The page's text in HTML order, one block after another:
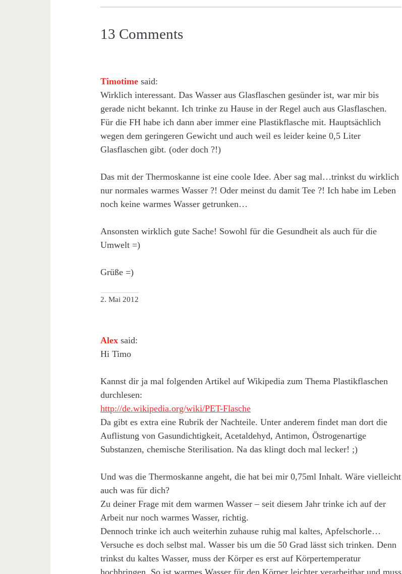
13 Comments
Timotime said:
Wirklich interessant. Das Wasser aus Glasflaschen gesünder ist, war mir bis
gerade nicht bekannt. Ich trinke zu Hause in der Regel auch aus Glasflaschen.
Für die FH habe ich dann aber immer eine Plastikflasche mit. Hauptsächlich
wegen dem geringeren Gewicht und auch weil es leider keine 0,5 Liter
Glasflaschen gibt. (oder doch ?!)
Das mit der Thermoskanne ist eine coole Idee. Aber sag mal…trinkst du wirklich
nur normales warmes Wasser ?! Oder meinst du damit Tee ?! Ich habe im Leben
noch keine warmes Wasser getrunken…
Ansonsten wirklich gute Sache! Sowohl für die Gesundheit als auch für die
Umwelt =)
Grüße =)
2. Mai 2012
Alex said:
Hi Timo
Kannst dir ja mal folgenden Artikel auf Wikipedia zum Thema Plastikflaschen
durchlesen:
http://de.wikipedia.org/wiki/PET-Flasche
Da gibt es extra eine Rubrik der Nachteile. Unter anderem findet man dort die
Auflistung von Gasundichtigkeit, Acetaldehyd, Antimon, Östrogenartige
Substanzen, chemische Sterilisation. Na das klingt doch mal lecker! ;)
Und was die Thermoskanne angeht, die hat bei mir 0,75ml Inhalt. Wäre vielleicht
auch was für dich?
Zu deiner Frage mit dem warmen Wasser – seit diesem Jahr trinke ich auf der
Arbeit nur noch warmes Wasser, richtig.
Dennoch trinke ich auch weiterhin zuhause ruhig mal kaltes, Apfelschorle…
Versuche es doch selbst mal. Wasser bis um die 50 Grad lässt sich trinken. Denn
trinkst du kaltes Wasser, muss der Körper es erst auf Körpertemperatur
hochbringen. So ist warmes Wasser für den Körper leichter verarbeitbar und muss